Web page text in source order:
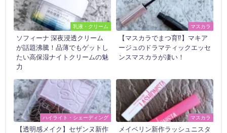
乳液・クリーム
ソフィーナ 深夜浸透クリーム
が話題沸騰！品薄でもゲットし
たい高保湿ナイトクリームの魅
力
マスカラ
【マスカラでまつ育⁉】マキア
ージュのドラマティックエッセ
ンスマスカラが凄い！
ハイライト・シェーディング
【透明感メイク】セザンヌ新作
マスカラ
メイベリン新作ラッシュニスタ